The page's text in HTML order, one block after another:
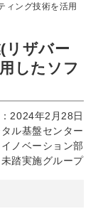
ィング技術を活用
リザバー
したソフ
2024年2月28日
ル基盤センター
イノベーション部
未踏実施グループ